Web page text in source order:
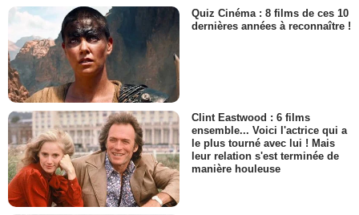
Quiz Cinéma : 8 films de ces 10
dernières années à reconnaître !
Clint Eastwood : 6 films
ensemble... Voici l'actrice qui a
le plus tourné avec lui ! Mais
leur relation s'est terminée de
manière houleuse